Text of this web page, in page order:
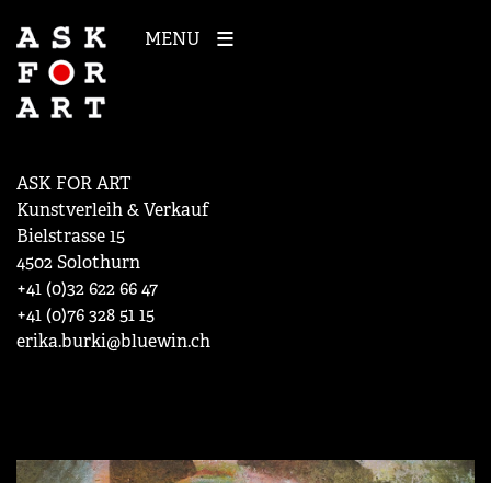
MENU
ASK FOR ART
Kunstverleih & Verkauf
Bielstrasse 15
4502 Solothurn
+41 (0)32 622 66 47
+41 (0)76 328 51 15
erika.burki@bluewin.ch